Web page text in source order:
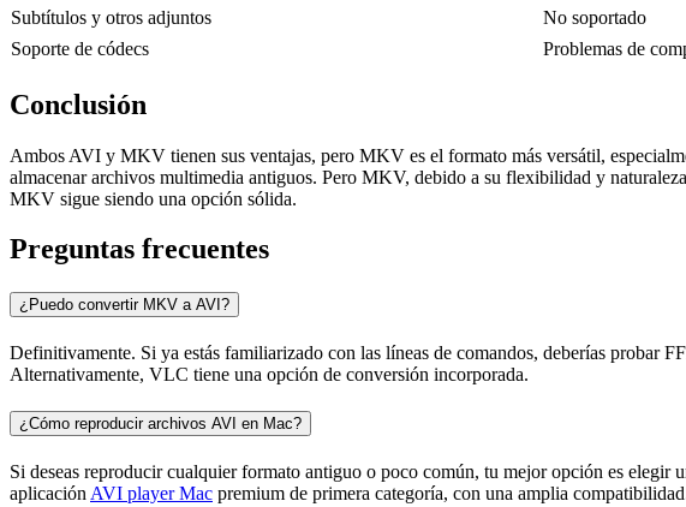
Subtítulos y otros adjuntos
No soportado
Soporte de códecs
Problemas de
Conclusión
Ambos AVI y MKV tienen sus ventajas, pero MKV es el formato más versátil,
almacenar archivos multimedia antiguos. Pero MKV, debido a su flexibilidad y
MKV sigue siendo una opción sólida.
Preguntas frecuentes
¿Puedo convertir MKV a AVI?
Definitivamente. Si ya estás familiarizado con las líneas de comandos, deberías probar
Alternativamente, VLC tiene una opción de conversión incorporada.
¿Cómo reproducir archivos AVI en Mac?
Si deseas reproducir cualquier formato antiguo o poco común, tu mejor opción es
aplicaciónAVI player Mac premium de primera categoría, con una amplia